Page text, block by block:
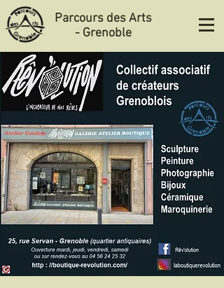
Parcours des Arts
- Grenoble